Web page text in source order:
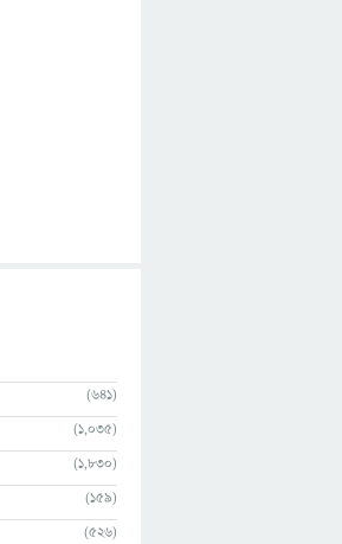
(641)
(1,035)
(1,830)
(159)
(526)